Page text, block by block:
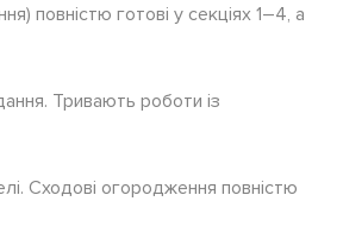
повністю готові у секціях 1–4, а
Тривають роботи із
Сходові огородження повністю